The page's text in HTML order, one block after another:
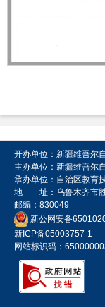
开办单位：新疆维吾尔
主办单位：新疆维吾尔
承办单位：自治区教育
地 址：乌鲁木齐市
邮编：830049
新公网安备
新ICP备05003757-1
网站标识码：